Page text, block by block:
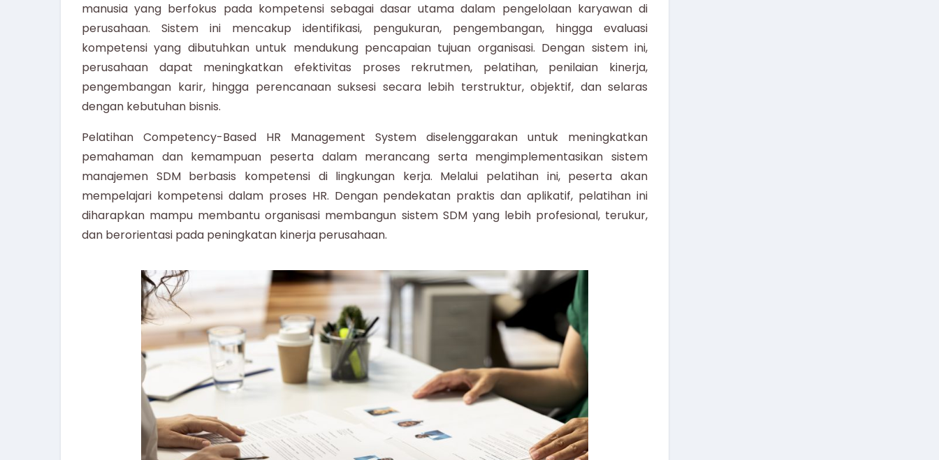
manusia yang berfokus pada kompetensi sebagai dasar utama dalam pengelolaan karyawan di
perusahaan. Sistem ini mencakup identifikasi, pengukuran, pengembangan, hingga evaluasi
kompetensi yang dibutuhkan untuk mendukung pencapaian tujuan organisasi. Dengan sistem ini,
perusahaan dapat meningkatkan efektivitas proses rekrutmen, pelatihan, penilaian kinerja,
pengembangan karir, hingga perencanaan suksesi secara lebih terstruktur, objektif, dan selaras
dengan kebutuhan bisnis.
Pelatihan Competency-Based HR Management System diselenggarakan untuk meningkatkan
pemahaman dan kemampuan peserta dalam merancang serta mengimplementasikan sistem
manajemen SDM berbasis kompetensi di lingkungan kerja. Melalui pelatihan ini, peserta akan
mempelajari kompetensi dalam proses HR. Dengan pendekatan praktis dan aplikatif, pelatihan ini
diharapkan mampu membantu organisasi membangun sistem SDM yang lebih profesional, terukur,
dan berorientasi pada peningkatan kinerja perusahaan.